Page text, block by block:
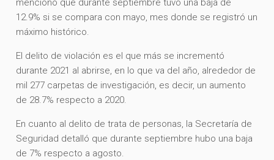
mencionó que durante septiembre tuvo una baja de
12.9% si se compara con mayo, mes donde se registró un
máximo histórico.
El delito de violación es el que más se incrementó
durante 2021 al abrirse, en lo que va del año, alrededor de
mil 277 carpetas de investigación, es decir, un aumento
de 28.7% respecto a 2020.
En cuanto al delito de trata de personas, la Secretaría de
Seguridad detalló que durante septiembre hubo una baja
de 7% respecto a agosto.